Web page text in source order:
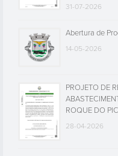
31-07-2026
Abertura de
14-05-2026
PROJETO DE
ROQUE DO
28-04-2026